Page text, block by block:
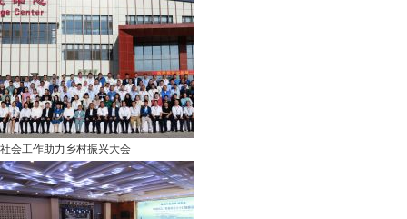
社会工作助力乡村振兴大会